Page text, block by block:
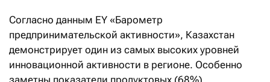
Согласно данным EY «Барометр
предпринимательской активности», Казахстан
демонстрирует один из самых высоких уровней
инновационной активности в регионе. Особенно
заметны показатели продуктовых (68%)